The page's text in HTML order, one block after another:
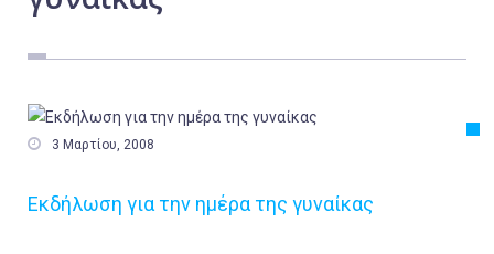
 3 Μαρτίου, 2008
Εκδήλωση για την ημέρα της γυναίκας
Ελλάδα
Οικονομία